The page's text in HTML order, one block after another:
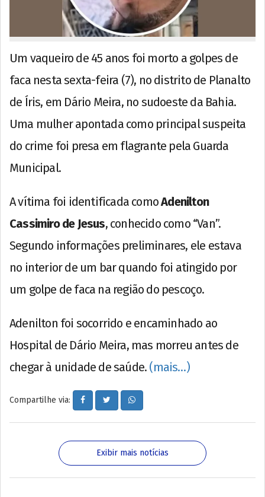
Um vaqueiro de 45 anos foi morto a golpes de
faca nesta sexta-feira (7), no distrito de Planalto
de Íris, em Dário Meira, no sudoeste da Bahia.
Uma mulher apontada como principal suspeita
do crime foi presa em flagrante pela Guarda
Municipal.
A vítima foi identificada comoAdenilton
Cassimiro de Jesus, conhecido como “Van”.
Segundo informações preliminares, ele estava
no interior de um bar quando foi atingido por
um golpe de faca na região do pescoço.
Adenilton foi socorrido e encaminhado ao
Hospital de Dário Meira, mas morreu antes de
chegar à unidade de saúde. (mais…)
Compartilhe via:
Exibir mais notícias